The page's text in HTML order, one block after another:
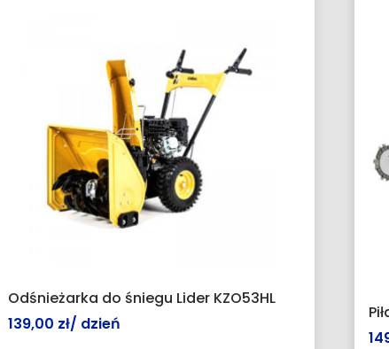
Odśnieżarka do śniegu Lider KZO53HL
139,00 zł/ dzień